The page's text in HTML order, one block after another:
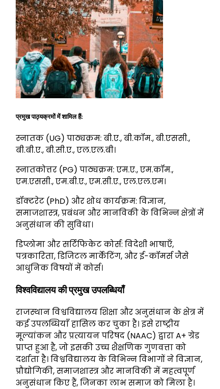
प्रमुख पाठ्यक्रमों में शामिल हैं:
स्नातक (UG) पाठ्यक्रम: बी.ए., बी.कॉम., बी.एससी.,
बी.बी.ए., बी.सी.ए., एल.एल.बी।
स्नातकोत्तर (PG) पाठ्यक्रम: एम.ए., एम.कॉम.,
एम.एससी., एम.बी.ए., एम.सी.ए., एल.एल.एम।
डॉक्टरेट (PhD) और शोध कार्यक्रम: विज्ञान,
समाजशास्त्र, प्रबंधन और मानविकी के विभिन्न क्षेत्रों में
अनुसंधान की सुविधा।
डिप्लोमा और सर्टिफिकेट कोर्स: विदेशी भाषाएँ,
पत्रकारिता, डिजिटल मार्केटिंग, और ई-कॉमर्स जैसे
आधुनिक विषयों में कोर्स।
विश्वविद्यालय की प्रमुख उपलब्धियाँ
राजस्थान विश्वविद्यालय शिक्षा और अनुसंधान के क्षेत्र में
कई उपलब्धियाँ हासिल कर चुका है। इसे राष्ट्रीय
मूल्यांकन और प्रत्यायन परिषद (NAAC) द्वारा A+ ग्रेड
प्राप्त हुआ है, जो इसकी उच्च शैक्षणिक गुणवत्ता को
दर्शाता है। विश्वविद्यालय के विभिन्न विभागों ने विज्ञान,
प्रौद्योगिकी, समाजशास्त्र और मानविकी में महत्वपूर्ण
अनुसंधान किए हैं, जिनका लाभ समाज को मिला है।